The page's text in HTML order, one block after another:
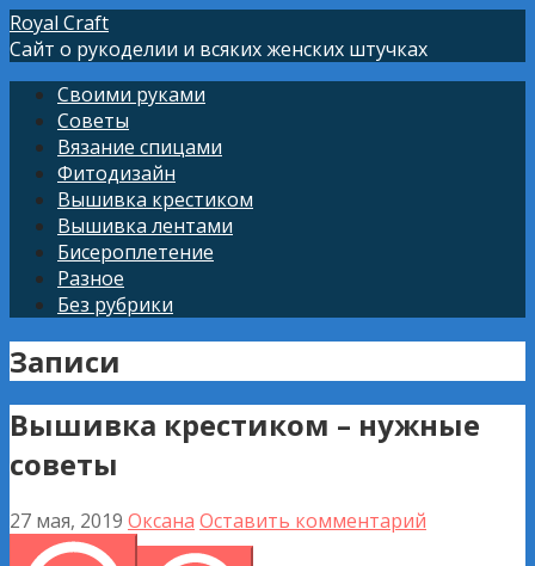
Перейти
к
Royal Craft
Сайт о рукоделии и всяких женских штучках
Своими руками
Советы
Вязание спицами
Фитодизайн
Вышивка крестиком
Вышивка лентами
Бисероплетение
Разное
Без рубрики
Записи
Вышивка крестиком – нужные
советы
27 мая, 2019 Оксана Оставить комментарий